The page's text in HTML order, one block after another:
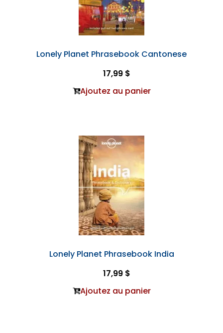
Lonely Planet Phrasebook Cantonese
17,99 $
Ajoutez au panier
Lonely Planet Phrasebook India
17,99 $
Ajoutez au panier